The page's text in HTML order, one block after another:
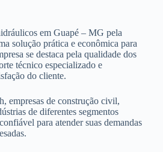
em Guapé – MG pela
solução prática e econômica para
se destaca pela qualidade dos
técnico especializado e
do cliente.
empresas de construção civil,
de diferentes segmentos
para atender suas demandas